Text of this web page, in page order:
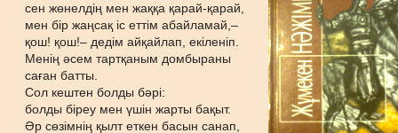
сен жөнелдің мен жаққа қарай-қарай,
мен бір жаңсақ іс еттім абайламай,–
қош! қош!– дедім айқайлап, екіленіп.
Менің әсем тартқаным домбыраны
саған батты.
Сол кештен болды бәрі:
болды біреу мен үшін жарты бақыт.
Әр сөзімнің қылт еткен басын санап,